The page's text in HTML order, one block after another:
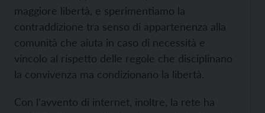
maggiore libertà, e sperimentiamo la
contraddizione tra senso di appartenenza alla
comunità che aiuta in caso di necessità e
vincolo al rispetto delle regole che disciplinano
la convivenza ma condizionano la libertà.
Con l'avvento di internet, inoltre, la rete ha